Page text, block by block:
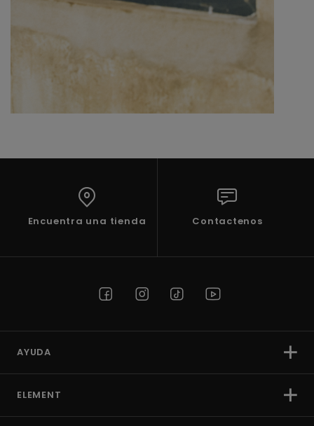
Encuentra una tienda Contactenos
AYUDA
ELEMENT